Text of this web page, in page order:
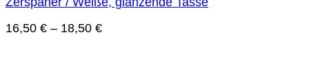
16,50 € – 18,50 €